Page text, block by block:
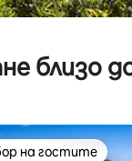
близо
на гостите